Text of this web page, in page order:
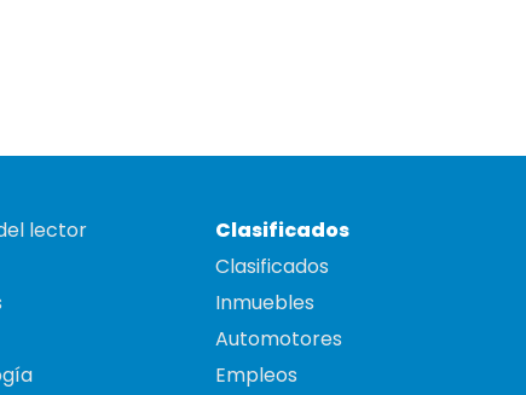
lector
Clasificados
Clasificados
Inmuebles
Automotores
Empleos